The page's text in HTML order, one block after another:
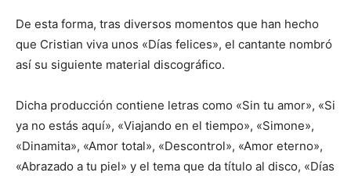
De esta forma, tras diversos momentos que han hecho
que Cristian viva unos «Días felices», el cantante nombró
así su siguiente material discográfico.
Dicha producción contiene letras como «Sin tu amor», «Si
ya no estás aquí», «Viajando en el tiempo», «Simone»,
«Dinamita», «Amor total», «Descontrol», «Amor eterno»,
«Abrazado a tu piel» y el tema que da título al disco, «Días